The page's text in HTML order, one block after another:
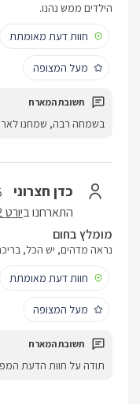
הילדים ממש נהנו.
חוות דעת מאומתת
מעל המצופה
בשמחה רבה, שמחנו
כדן חצרוני
התארחנו ביורט 2
מומלץ בחום
נראה מדהים, יש הכל,
חוות דעת מאומתת
מעל המצופה
תודה על חוות הדעת